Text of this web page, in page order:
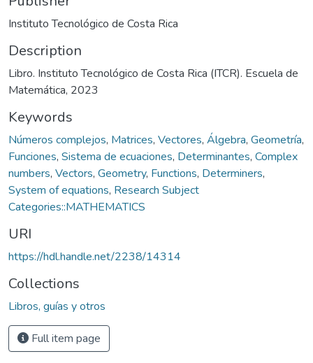
Instituto Tecnológico de Costa Rica
Description
Libro. Instituto Tecnológico de Costa Rica (ITCR). Escuela de
Matemática, 2023
Keywords
Números complejos, Matrices, Vectores, Álgebra, Geometría,
Funciones, Sistema de ecuaciones, Determinantes, Complex
numbers, Vectors, Geometry, Functions, Determiners,
System of equations, Research Subject
Categories::MATHEMATICS
URI
https://hdl.handle.net/2238/14314
Collections
Libros, guías y otros
Full item page